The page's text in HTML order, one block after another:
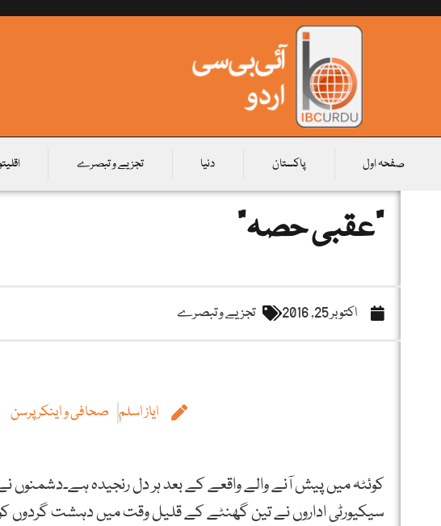
صفحہ اول پاکستان دنیا تجزیے و تبصرے
"عقبی حصہ”
اکتوبر 25, 2016 تجزیے و تبصرے
ایاز اسلم صحافی و اینکر پرسن
کوئٹہ میں پیش آنے والے واقعے کے بعد ہر دل رنجیدہ ہے۔دشمنوں نے
سیکیورٹی اداروں نے تین گھنٹے کے قلیل وقت میں دہشت گردوں